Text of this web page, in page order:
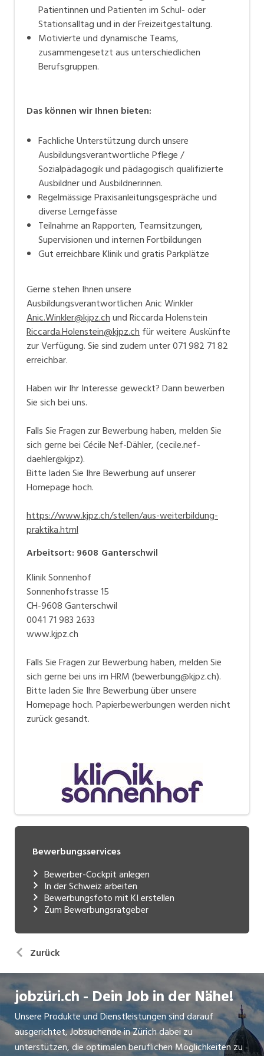
Patientinnen und Patienten im Schul- oder
Stationsalltag und in der Freizeitgestaltung.
Motivierte und dynamische Teams,
zusammengesetzt aus unterschiedlichen
Berufsgruppen.
Das können wir Ihnen bieten:
Fachliche Unterstützung durch unsere
Ausbildungsverantwortliche Pflege /
Sozialpädagogik und pädagogisch qualifizierte
Ausbildner und Ausbildnerinnen.
Regelmässige Praxisanleitungsgespräche und
diverse Lerngefässe
Teilnahme an Rapporten, Teamsitzungen,
Supervisionen und internen Fortbildungen
Gut erreichbare Klinik und gratis Parkplätze
Gerne stehen Ihnen unsere
Ausbildungsverantwortlichen Anic Winkler
Anic.Winkler@kjpz.chund Riccarda Holenstein
Riccarda.Holenstein@kjpz.chfür weitere Auskünfte
zur Verfügung. Sie sind zudem unter 071 982 71 82
erreichbar.
Haben wir Ihr Interesse geweckt? Dann bewerben
Sie sich bei uns.
Falls Sie Fragen zur Bewerbung haben, melden Sie
sich gerne bei Cécile Nef-Dähler, (cecile.nef-
daehler@kjpz).
Bitte laden Sie Ihre Bewerbung auf unserer
Homepage hoch.
https://www.kjpz.ch/stellen/aus-weiterbildung-
praktika.html
Arbeitsort: 9608 Ganterschwil
Klinik Sonnenhof
Sonnenhofstrasse 15
CH-9608 Ganterschwil
0041 71 983 2633
www.kjpz.ch
Falls Sie Fragen zur Bewerbung haben, melden Sie
sich gerne bei uns im HRM (bewerbung@kjpz.ch).
Bitte laden Sie Ihre Bewerbung über unsere
Homepage hoch. Papierbewerbungen werden nicht
zurück gesandt.
Bewerbungsservices
Bewerber-Cockpit anlegen
In der Schweiz arbeiten
Bewerbungsfoto mit KI erstellen
Zum Bewerbungsratgeber
Zurück
jobzüri.ch - Dein Job in der Nähe!
Unsere Produkte und Dienstleistungen sind darauf
ausgerichtet, Jobsuchende in Zürich dabei zu
unterstützen, die optimalen beruflichen Möglichkeiten zu